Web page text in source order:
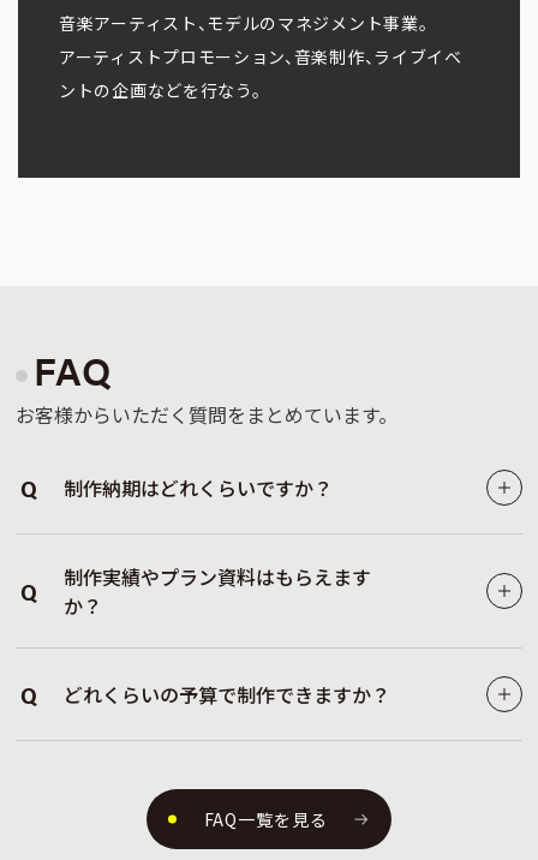
音楽アーティスト、モデルのマネジメント事業。
アーティストプロモーション、音楽制作、ライブイベ
ントの企画などを行なう。
FAQ
お客様からいただく質問をまとめています。
Q 制作納期はどれくらいですか？
Q
制作実績やプラン資料はもらえます
か？
Q どれくらいの予算で制作できますか？
FAQ一覧を見る